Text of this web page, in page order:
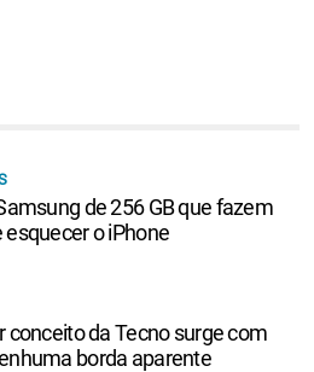
de 256 GB que fazem
o iPhone
conceito da Tecno surge com
borda aparente